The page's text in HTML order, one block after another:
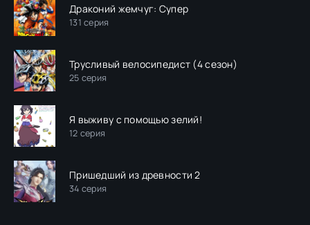
Драконий жемчуг: Супер
131 серия
Трусливый велосипедист (4 сезон)
25 серия
Я выживу с помощью зелий!
12 серия
Пришедший из древности 2
34 серия